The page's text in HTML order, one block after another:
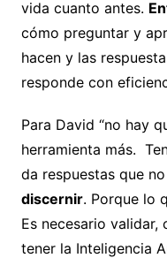
vida cuanto antes.
cómo preguntar y
hacen y las
responde con
Para David “no hay
herramienta más.
da respuestas que
discernir. Porque lo
Es necesario
tener la Inteligencia